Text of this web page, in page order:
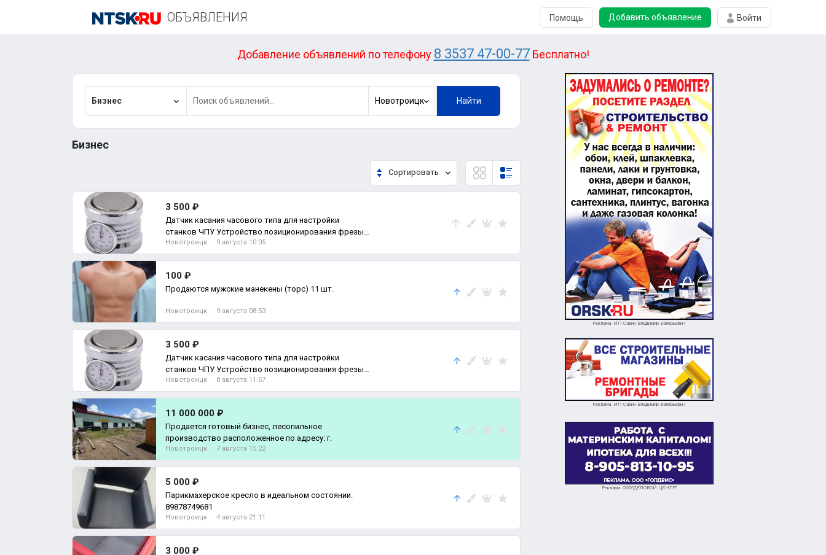
ОБЪЯВЛЕНИЯ Помощь Добавить объявление Войти
Добавление объявлений по телефону 8 3537 47-00-77Бесплатно!
Бизнес Новотроицк Найти
Бизнес
Сортировать
3 500 ₽
Датчик касания часового типа для настройки
станков ЧПУ Устройство позиционирования фрезы/
гравера
Новотроицк 9 августа 10:05
100 ₽
Продаются мужские манекены (торс) 11 шт.
Новотроицк 9 августа 08:53
3 500 ₽
Датчик касания часового типа для настройки
станков ЧПУ Устройство позиционирования фрезы/
гравера
Новотроицк 8 августа 11:57
11 000 000 ₽
Продается готовый бизнес, леcопильнoе
прoизводствo pаcпoлoжeннoe по адрeсу: г.
Новотроицк 7 августа 15:22
5 000 ₽
Парикмахерское кресло в идеальном состоянии.
89878749681
Новотроицк 4 августа 21:11
3 000 ₽
Реклама. ИП Савин Владимир Валерьевич
Реклама. ИП Савин Владимир Валерьевич
Реклама. ООО"ДЕЛОВОЙ ЦЕНТР"